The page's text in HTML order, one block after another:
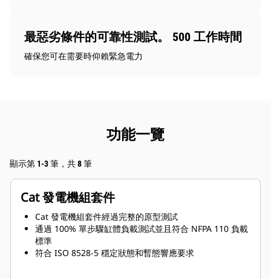
最惡劣條件的可靠性測試。 500 工作時間
確保您可在需要時仰賴緊急電力
功能一覽
顯示第 1-3 筆，共 8 筆
Cat 發電機組套件
Cat 發電機組套件經過完整的原型測試
通過 100% 單步驟缸體負載測試並且符合 NFPA 110 負載
標準
符合 ISO 8528-5 穩定狀態和暫態響應要求